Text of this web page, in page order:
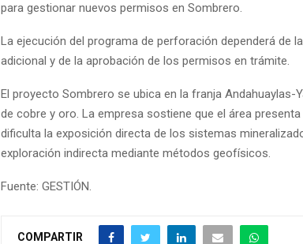
para gestionar nuevos permisos en Sombrero.
La ejecución del programa de perforación dependerá de
adicional y de la aprobación de los permisos en trámite.
El proyecto Sombrero se ubica en la franja Andahuaylas-
de cobre y oro. La empresa sostiene que el área
dificulta la exposición directa de los sistemas
exploración indirecta mediante métodos geofísicos.
Fuente: GESTIÓN.
COMPARTIR